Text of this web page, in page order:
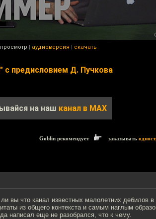
просмотр | аудиоверсия | скачать
с предисловием Д. Пучкова
на наш канал в MAX
Goblin рекомендует заказывать
вы что канал известных малолетних дебилов
из общего контекста и самым наглым
написал еще не разобрался, что к чему.